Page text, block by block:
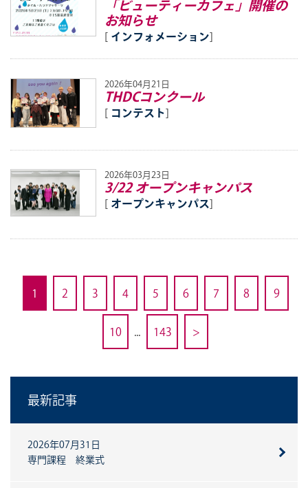
最新記事
2026年07月31日
専門課程 終業式
「ビューティーカフェ」開催の
お知らせ
[ インフォメーション]
2026年04月21日
THDCコンクール
[ コンテスト]
2026年03月23日
3/22 オープンキャンパス
[ オープンキャンパス]
1 2 3 4 5 6 7 8 9
10 143 >